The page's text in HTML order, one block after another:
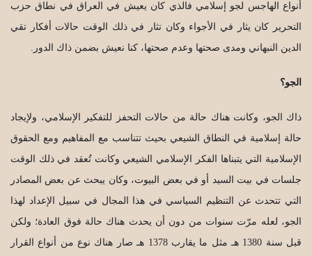
أنواع الهاجس لجو إسلامي فالذي كان يعيش في العراق في نطاق حزب
التحرير كان يثار في الأجواء وكان تثار في ذلك الوقت حالات أفكار تقي
الدين النبهاني ومدى صحتها وعدم صحتها، كنا نعيش بضمن ذاك الدور.
الجو؟
ذاك الجو، وكانت هناك حالة من حالات التحفز للتفكير الإسلامي، ولإيجاد
حالة إسلامية في النطاق الشيعي بحيث تتناسب مع المفاهيم ومع الحقوق
الإسلامية التي يتبناها الفكر الإسلامي الشيعي وكانت تُعقد في ذلك الوقت
جلسات في بيت السيد أو في بعض البيوت، وكان يبحث عن بعض المصادر
التي تتحدث عن التنظيم السياسي في هذا المجال في سبيل الإعداد لهذا
الجو، لعله مرّت سنوات من دون أن يحدث هناك حالة فوق العادة؛ ولكن
قبل سنة 1380 هـ مثل ما يقارب 1378 هـ صار هناك نوع من أنواع القرار